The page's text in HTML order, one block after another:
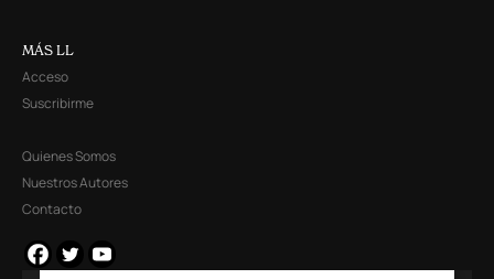
MÁS LL
Acceso
Suscribirme
Quienes Somos
Nuestros Autores
Contacto